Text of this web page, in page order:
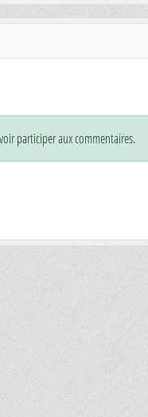
participer aux commentaires.